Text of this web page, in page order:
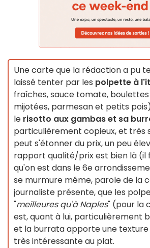
Une carte que la rédaction a pu
laissé tenter par les polpette à
fraîches, sauce tomate,
mijotées, parmesan et petits
le risotto aux gambas et sa
particulièrement copieux, et très
peut s'étonner du prix, un peu
rapport qualité/prix est bien là (il
qu'on est dans le 6e
se murmure même, parole de la
journaliste présente, que les
"meilleures qu'à Naples" (pour la
est, quant à lui, particulièrement
et la burrata apporte une texture
très intéressante au plat.